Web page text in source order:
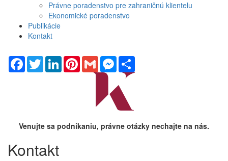
Právne poradenstvo pre zahraničnú klientelu
Ekonomické poradenstvo
Publikácie
Kontakt
Facebook
TwitterLinkedInPinterestGmail Messenger
Venujte sa podnikaniu, právne otázky nechajte na nás.
Kontakt